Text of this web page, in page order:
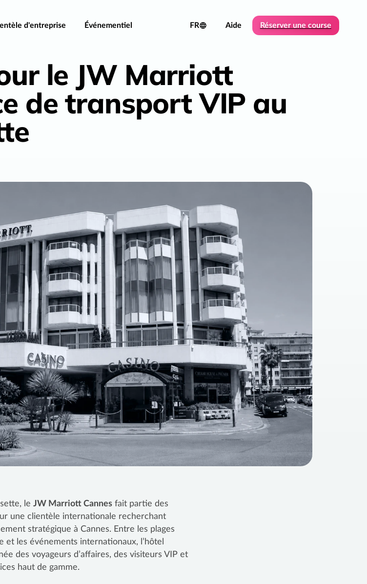
d'entreprise Événementiel FR Aide Réserver une course
le JW Marriott
de transport VIP au
le JW Marriott Cannes fait partie des
une clientèle internationale recherchant
stratégique à Cannes. Entre les plages
et les événements internationaux, l’hôtel
des voyageurs d’affaires, des visiteurs VIP et
haut de gamme.